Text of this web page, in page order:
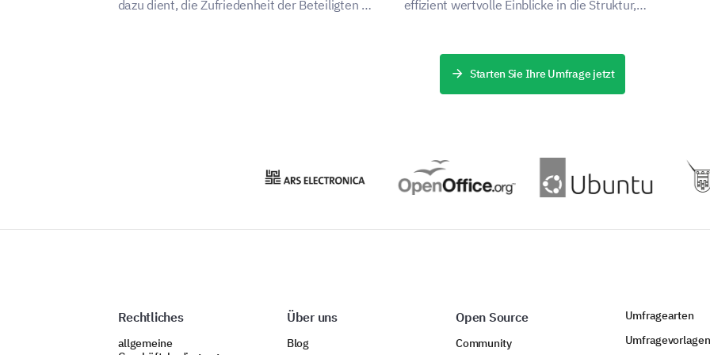
dazu dient, die Zufriedenheit der Beteiligten zu
effizient wertvolle Einblicke in die Struktur,
Starten Sie Ihre Umfrage jetzt
Rechtliches
allgemeine
Über uns
Blog
Open Source
Community
Umfragearten
Umfragevorlagen